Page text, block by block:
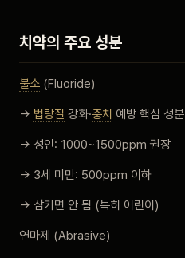
치과 백과사전
자주 묻는 질문
회원가입 / 로그인
치약의 주요 성분
불소 (Fluoride)
→ 법랑질 강화·충치 예방 핵심 성분
→ 성인: 1000~1500ppm 권장
→ 3세 미만: 500ppm 이하
→ 삼키면 안 됨 (특히 어린이)
연마제 (Abrasive)